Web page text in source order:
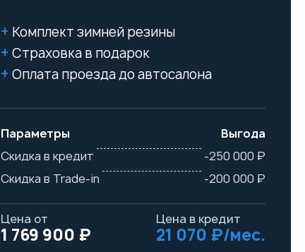
Комплект зимней резины
Страховка в подарок
Оплата проезда до автосалона
Параметры
Выгода
Скидка в кредит
-250 000 ₽
Скидка в Trade-in
-200 000 ₽
Цена от
1 769 900 ₽
Цена в кредит
21 070 ₽/мес.